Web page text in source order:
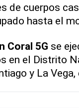
de cuerpos
hasta el
Coral 5G se
en el Distrito
y La